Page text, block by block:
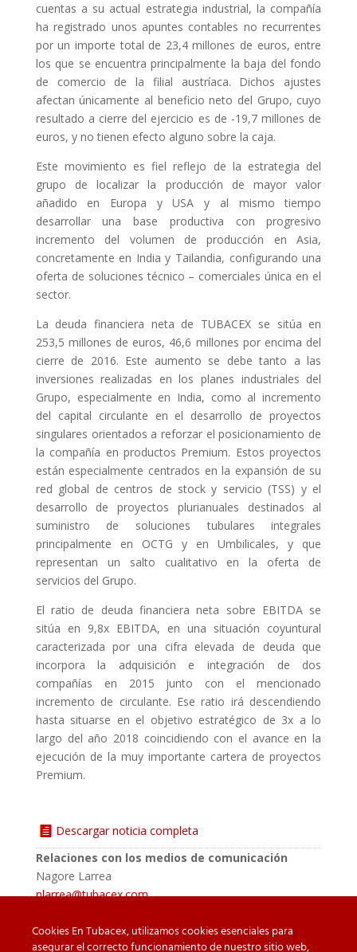
cuentas a su actual estrategia industrial, la compañía
ha registrado unos apuntes contables no recurrentes
por un importe total de 23,4 millones de euros, entre
los que se encuentra principalmente la baja del fondo
de comercio de la filial austríaca. Dichos ajustes
afectan únicamente al beneficio neto del Grupo, cuyo
resultado a cierre del ejercicio es de -19,7 millones de
euros, y no tienen efecto alguno sobre la caja.
Este movimiento es fiel reflejo de la estrategia del
grupo de localizar la producción de mayor valor
añadido en Europa y USA y al mismo tiempo
desarrollar una base productiva con progresivo
incremento del volumen de producción en Asia,
concretamente en India y Tailandia, configurando una
oferta de soluciones técnico – comerciales única en el
sector.
La deuda financiera neta de TUBACEX se sitúa en
253,5 millones de euros, 46,6 millones por encima del
cierre de 2016. Este aumento se debe tanto a las
inversiones realizadas en los planes industriales del
Grupo, especialmente en India, como al incremento
del capital circulante en el desarrollo de proyectos
singulares orientados a reforzar el posicionamiento de
la compañía en productos Premium. Estos proyectos
están especialmente centrados en la expansión de su
red global de centros de stock y servicio (TSS) y el
desarrollo de proyectos plurianuales destinados al
suministro de soluciones tubulares integrales
principalmente en OCTG y en Umbilicales, y que
representan un salto cualitativo en la oferta de
servicios del Grupo.
El ratio de deuda financiera neta sobre EBITDA se
sitúa en 9,8x EBITDA, en una situación coyuntural
caracterizada por una cifra elevada de deuda que
incorpora la adquisición e integración de dos
compañías en 2015 junto con el mencionado
incremento de circulante. Ese ratio irá descendiendo
hasta situarse en el objetivo estratégico de 3x a lo
largo del año 2018 coincidiendo con el avance en la
ejecución de la muy importante cartera de proyectos
Premium.
Descargar noticia completa
Relaciones con los medios de comunicación
Nagore Larrea
nlarrea@tubacex.com
Cookies En Tubacex, utilizamos cookies esenciales para
asegurar el correcto funcionamiento de nuestro sitio web,